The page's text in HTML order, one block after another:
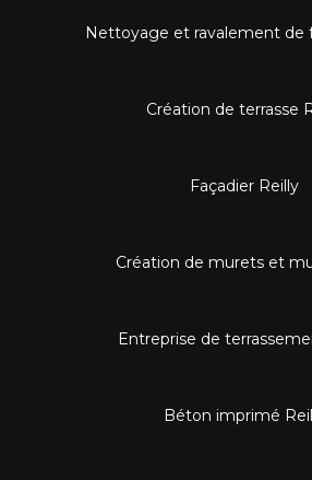
Nettoyage et ravalement de
Création de terrasse
Façadier Reilly
Création de murets et
Entreprise de
Béton imprimé